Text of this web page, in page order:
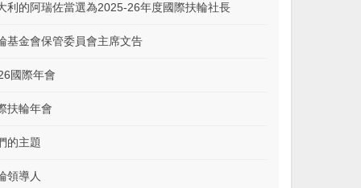
利的阿瑞佐當選為2025-26年度國際扶輪社長
基金會保管委員會主席文告
國際年會
扶輪年會
的主題
領導人